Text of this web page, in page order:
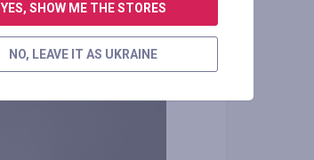
YES, SHOW ME THE STORES
NO, LEAVE IT AS UKRAINE